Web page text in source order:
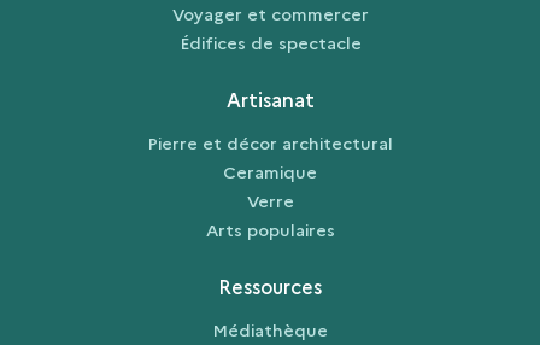
Voyager et commercer
Édifices de spectacle
Artisanat
Pierre et décor architectural
Ceramique
Verre
Arts populaires
Ressources
Médiathèque